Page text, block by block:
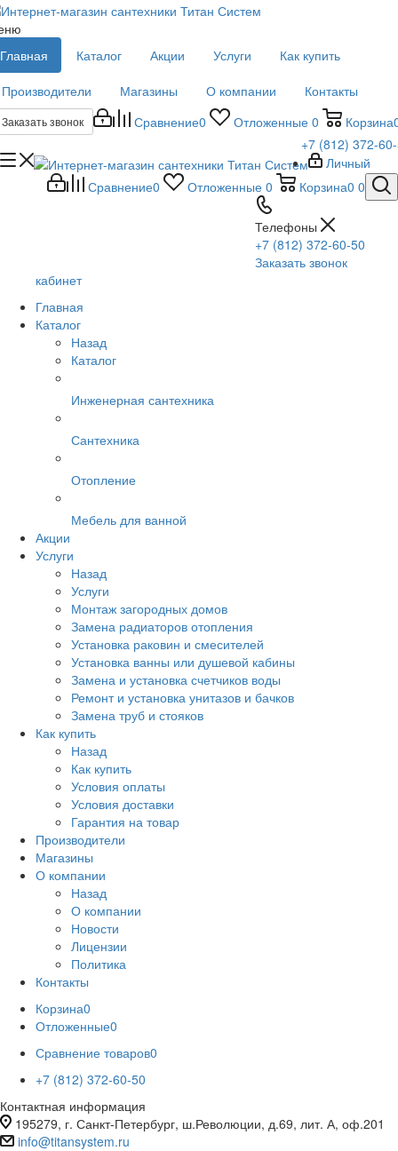
Главная
Каталог Акции Услуги
Как купить
Производители
Магазины О компании
Контакты
Сравнение0 Отложенные 0 Корзина
Заказать звонок
+7 (812) 372-
Сравнение0 Отложенные 0 Корзина0 0
Телефоны
+7 (812) 372-60-50
Заказать звонок
Личный
кабинет
Главная
Каталог
Назад
Каталог
Инженерная сантехника
Сантехника
Отопление
Мебель для ванной
Акции
Услуги
Назад
Услуги
Монтаж загородных домов
Замена радиаторов отопления
Установка раковин и смесителей
Установка ванны или душевой кабины
Замена и установка счетчиков воды
Ремонт и установка унитазов и бачков
Замена труб и стояков
Как купить
Назад
Как купить
Условия оплаты
Условия доставки
Гарантия на товар
Производители
Магазины
О компании
Назад
О компании
Новости
Лицензии
Политика
Контакты
Корзина0
Отложенные0
Сравнение товаров0
+7 (812) 372-60-50
Контактная информация
195279, г. Санкт-Петербург, ш.Революции, д.69, лит. А, оф.201
info@titansystem.ru